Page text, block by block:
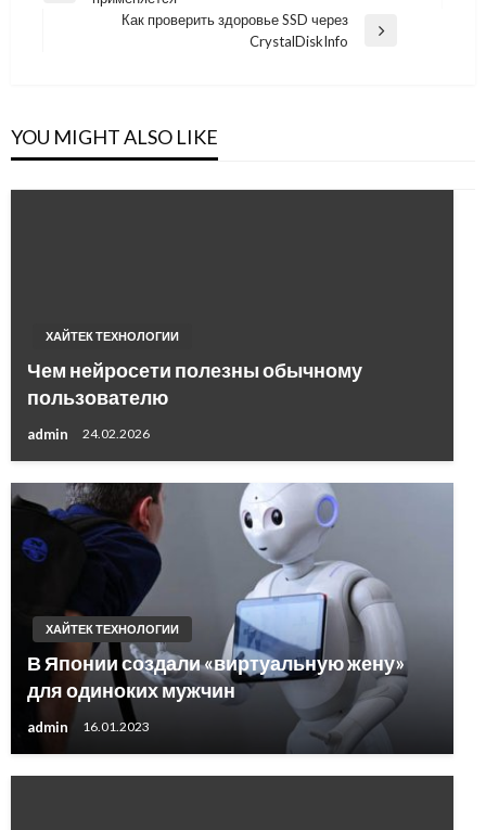
Как проверить здоровье SSD через
CrystalDiskInfo
YOU MIGHT ALSO LIKE
ХАЙТЕК ТЕХНОЛОГИИ
Чем нейросети полезны обычному
пользователю
admin 24.02.2026
ХАЙТЕК ТЕХНОЛОГИИ
В Японии создали «виртуальную жену»
для одиноких мужчин
admin 16.01.2023